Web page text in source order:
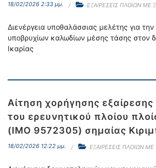
18/02/2026 2:33 μμ. ΕΞΑΙΡΕΣΕΙΣ ΠΛΟΙΩΝ ΜΕ
Διενέργεια υποθαλάσσιας μελέτης για
υποβρυχίων καλωδίων μέσης τάσης στον
Ικαρίας
Αίτηση χορήγησης εξαίρεσης
του ερευνητικού πλοίου
(IMO 9572305) σημαίας
18/02/2026 12:22 μμ. ΕΞΑΙΡΕΣΕΙΣ ΠΛΟΙΩΝ